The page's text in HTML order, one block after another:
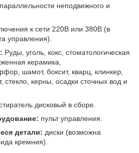
неподвижного и
к сети 220В или 380В (в
управления).
Руды, уголь, кокс, стоматологическая
керамика,
шамот, боксит, кварц, клинкер,
стекло, керны, осадки сточных вод и
дисковый в сборе.
пульт управления.
детали: диски (возможна
кремния).